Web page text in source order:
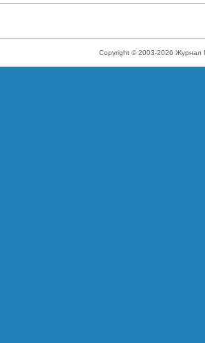
Copyright © 2003-2026 Журнал